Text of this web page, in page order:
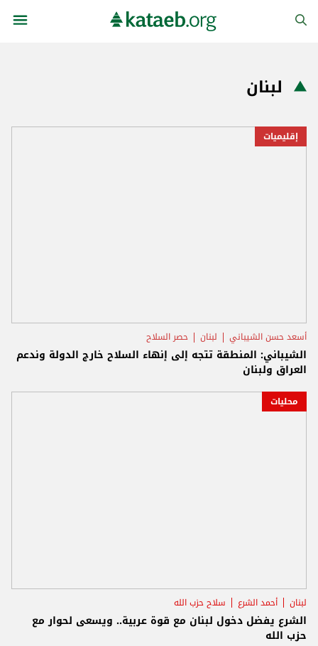
لبنان
إقليميات
أسعد حسن الشيباني لبنان حصر السلاح
الشيباني: المنطقة تتجه إلى إنهاء السلاح خارج الدولة وندعم
العراق ولبنان
محليات
لبنان أحمد الشرع سلاح حزب الله
الشرع يفضل دخول لبنان مع قوة عربية.. ويسعى لحوار مع
حزب الله